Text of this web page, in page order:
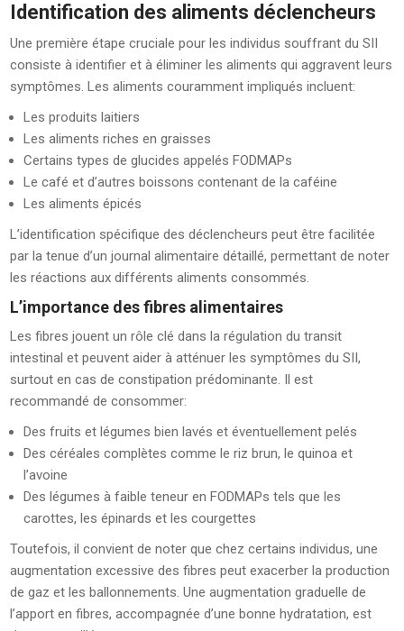
Identification des aliments déclencheurs
Une première étape cruciale pour les individus souffrant du SII
consiste à identifier et à éliminer les aliments qui aggravent leurs
symptômes. Les aliments couramment impliqués incluent:
Les produits laitiers
Les aliments riches en graisses
Certains types de glucides appelés FODMAPs
Le café et d’autres boissons contenant de la caféine
Les aliments épicés
L’identification spécifique des déclencheurs peut être facilitée
par la tenue d’un journal alimentaire détaillé, permettant de noter
les réactions aux différents aliments consommés.
L’importance des fibres alimentaires
Les fibres jouent un rôle clé dans la régulation du transit
intestinal et peuvent aider à atténuer les symptômes du SII,
surtout en cas de constipation prédominante. Il est
recommandé de consommer:
Des fruits et légumes bien lavés et éventuellement pelés
Des céréales complètes comme le riz brun, le quinoa et
l’avoine
Des légumes à faible teneur en FODMAPs tels que les
carottes, les épinards et les courgettes
Toutefois, il convient de noter que chez certains individus, une
augmentation excessive des fibres peut exacerber la production
de gaz et les ballonnements. Une augmentation graduelle de
l’apport en fibres, accompagnée d’une bonne hydratation, est